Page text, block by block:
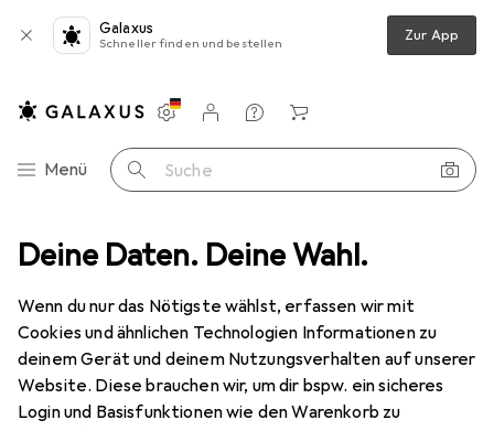
Deine Daten. Deine Wahl.
Wenn du nur das Nötigste wählst, erfassen wir mit
Cookies und ähnlichen Technologien Informationen zu
deinem Gerät und deinem Nutzungsverhalten auf unserer
Website. Diese brauchen wir, um dir bspw. ein sicheres
Login und Basisfunktionen wie den Warenkorb zu
Galaxus
Schneller finden und bestellen Zur App
Navigation nach Kategorien
Menü Suche
Einstellungen
Kundenkonto
Vergleichslisten
Merklisten
Warenkorb
RC Auto Zubehör Amewi Shock-absorbing Seat 1:35 scaler
MENGENRABATT